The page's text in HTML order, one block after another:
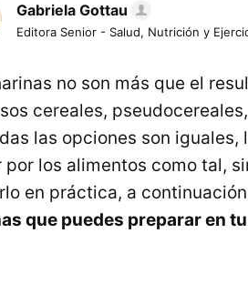
Gabriela Gottau
Editora Senior - Salud, Nutrición y
no son más que el
cereales,
las opciones son
por los alimentos como tal,
en práctica, a
que puedes preparar en